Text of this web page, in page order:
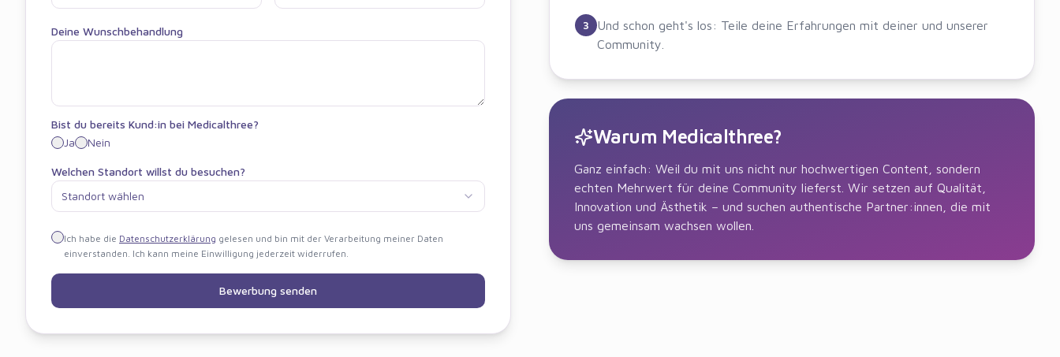
Deine Wunschbehandlung
Bist du bereits Kund:in bei Medicalthree?
Ja
Nein
Welchen Standort willst du besuchen?
Standort wählen
Ich habe die Datenschutzerklärung gelesen und bin mit der Verarbeitung meiner Daten
einverstanden. Ich kann meine Einwilligung jederzeit widerrufen.
Bewerbung senden
3
Und schon geht's los: Teile deine Erfahrungen mit deiner und unserer
Community.
Warum Medicalthree?
Ganz einfach: Weil du mit uns nicht nur hochwertigen Content, sondern
echten Mehrwert für deine Community lieferst. Wir setzen auf Qualität,
Innovation und Ästhetik – und suchen authentische Partner:innen, die mit
uns gemeinsam wachsen wollen.